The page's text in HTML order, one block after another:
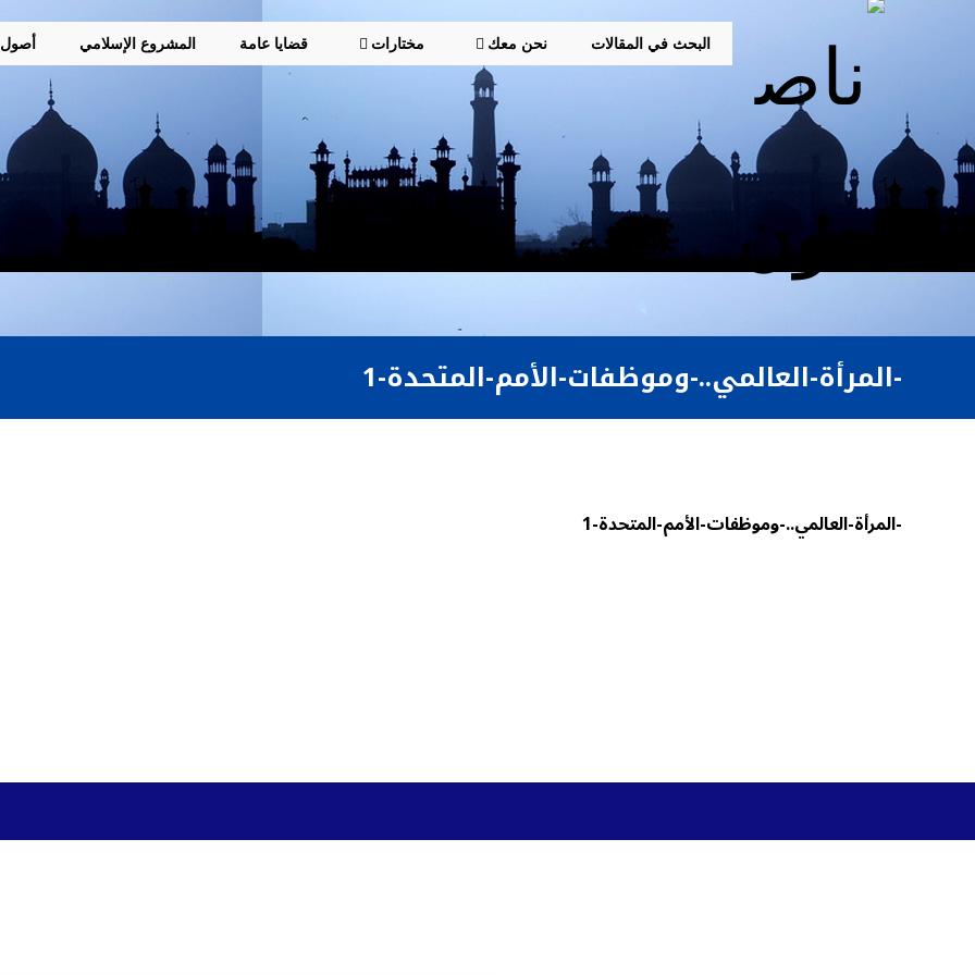
أصول المشروع الإسلامي قضايا عامة مختارات نحن معك البحث في المقالات
-المرأة-العالمي..-وموظفات-الأمم-المتحدة-1
-المرأة-العالمي..-وموظفات-الأمم-المتحدة-1